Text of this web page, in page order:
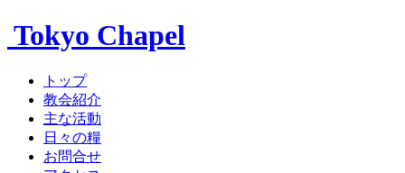
Tokyo Chapel
トップ
教会紹介
主な活動
日々の糧
お問合せ